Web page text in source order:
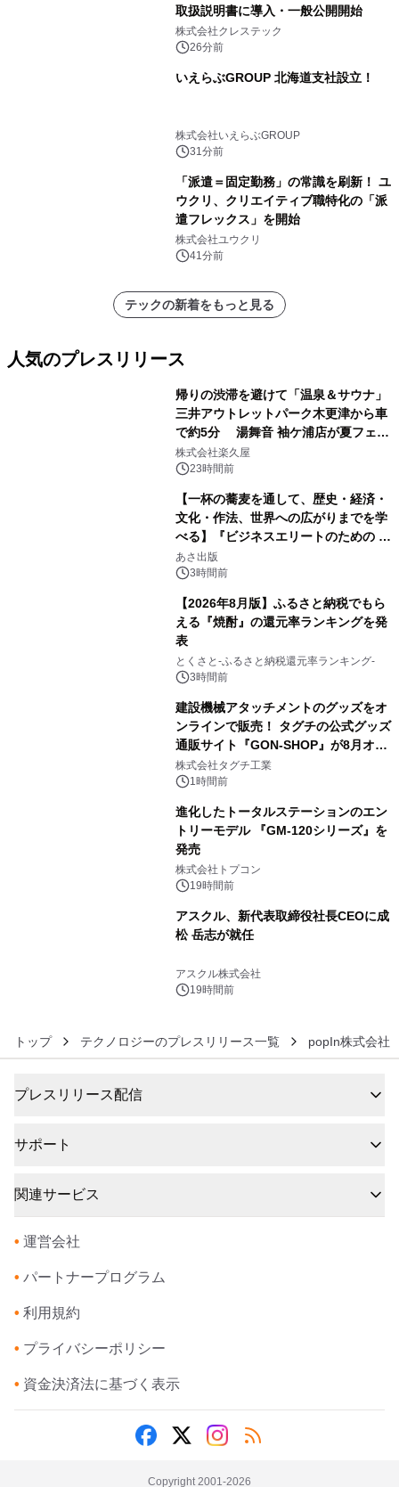
取扱説明書に導入・一般公開開始
株式会社クレステック
26分前
いえらぶGROUP 北海道支社設立！
株式会社いえらぶGROUP
31分前
「派遣＝固定勤務」の常識を刷新！ ユ
ウクリ、クリエイティブ職特化の「派
遣フレックス」を開始
株式会社ユウクリ
41分前
テックの新着をもっと見る
人気のプレスリリース
帰りの渋滞を避けて「温泉＆サウナ」
三井アウトレットパーク木更津から車
で約5分 湯舞音 袖ケ浦店が夏フェア
メニューを提供
株式会社楽久屋
23時間前
【一杯の蕎麦を通して、歴史・経済・
文化・作法、世界への広がりまでを学
べる】『ビジネスエリートのための 教
養としての蕎麦』2026年8月25日
（火）発売
あさ出版
3時間前
【2026年8月版】ふるさと納税でもら
える『焼酎』の還元率ランキングを発
表
とくさと-ふるさと納税還元率ランキング-
3時間前
建設機械アタッチメントのグッズをオ
ンラインで販売！ タグチの公式グッズ
通販サイト『GON-SHOP』が8月オー
プン
株式会社タグチ工業
1時間前
進化したトータルステーションのエン
トリーモデル 『GM-120シリーズ』を
発売
株式会社トプコン
19時間前
アスクル、新代表取締役社長CEOに成
松 岳志が就任
アスクル株式会社
19時間前
トップ テクノロジーのプレスリリース一覧 popIn株式会社
プレスリリース配信
サポート
関連サービス
• 運営会社
• パートナープログラム
• 利用規約
• プライバシーポリシー
• 資金決済法に基づく表示
Copyright 2001-2026